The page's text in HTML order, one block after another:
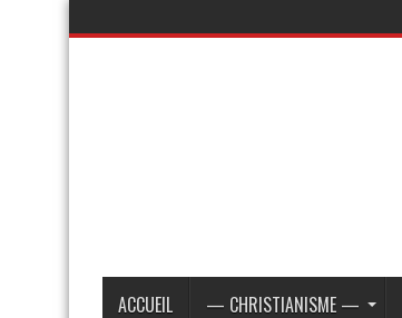
ACCUEIL — CHRISTIANISME —